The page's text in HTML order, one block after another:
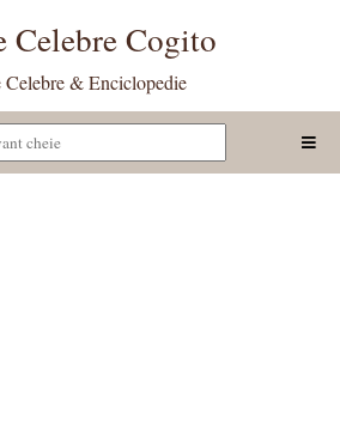
Celebre Cogito
Celebre & Enciclopedie